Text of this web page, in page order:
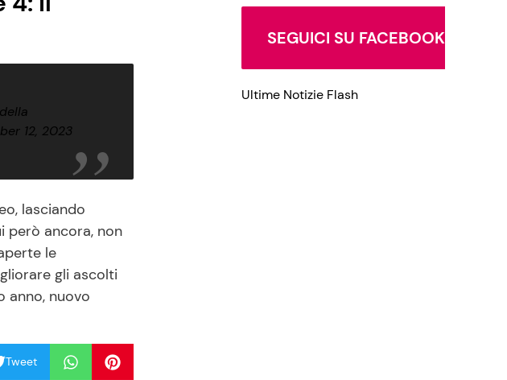
12, 2023
lasciando
però ancora, non
le
gli ascolti
anno, nuovo
Tweet
SEGUICI SU FACEBOOK
Ultime Notizie Flash